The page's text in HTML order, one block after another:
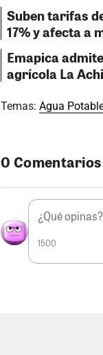
Suben tarifas
17% y afecta a
Emapica
agrícola La
Temas: Agua
0 Comentarios
1500